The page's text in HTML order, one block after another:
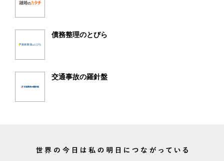
債務整理のとびら
交通事故の羅針盤